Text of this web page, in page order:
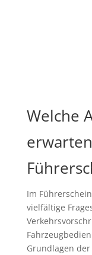
Welche
Im
vielfältige
Grundlagen